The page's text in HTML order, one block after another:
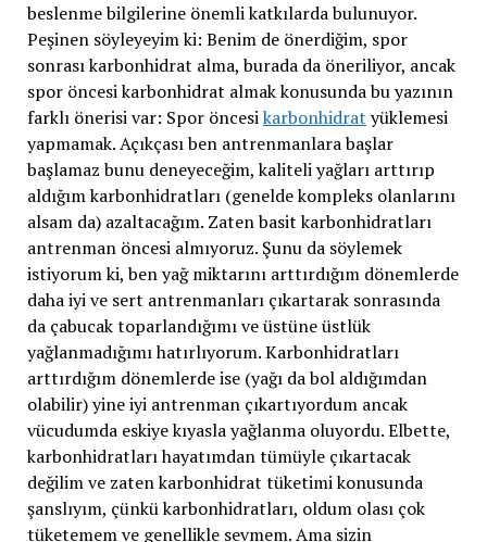
beslenme bilgilerine önemli katkılarda bulunuyor.
Peşinen söyleyeyim ki: Benim de önerdiğim, spor
sonrası karbonhidrat alma, burada da öneriliyor, ancak
spor öncesi karbonhidrat almak konusunda bu yazının
farklı önerisi var: Spor öncesikarbonhidrat yüklemesi
yapmamak. Açıkçası ben antrenmanlara başlar
başlamaz bunu deneyeceğim, kaliteli yağları arttırıp
aldığım karbonhidratları (genelde kompleks olanlarını
alsam da) azaltacağım. Zaten basit karbonhidratları
antrenman öncesi almıyoruz. Şunu da söylemek
istiyorum ki, ben yağ miktarını arttırdığım dönemlerde
daha iyi ve sert antrenmanları çıkartarak sonrasında
da çabucak toparlandığımı ve üstüne üstlük
yağlanmadığımı hatırlıyorum. Karbonhidratları
arttırdığım dönemlerde ise (yağı da bol aldığımdan
olabilir) yine iyi antrenman çıkartıyordum ancak
vücudumda eskiye kıyasla yağlanma oluyordu. Elbette,
karbonhidratları hayatımdan tümüyle çıkartacak
değilim ve zaten karbonhidrat tüketimi konusunda
şanslıyım, çünkü karbonhidratları, oldum olası çok
tüketemem ve genellikle sevmem. Ama sizin